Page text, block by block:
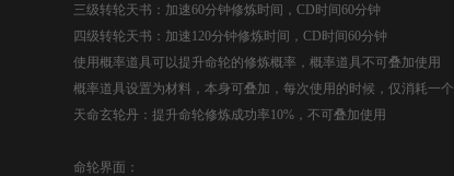
三级转轮天书：加速60分钟修炼时间，CD时间60分钟
四级转轮天书：加速120分钟修炼时间，CD时间60分钟
使用概率道具可以提升命轮的修炼概率，概率道具不可叠加使用
概率道具设置为材料，本身可叠加，每次使用的时候，仅消耗一个
天命玄轮丹：提升命轮修炼成功率10%，不可叠加使用
命轮界面：